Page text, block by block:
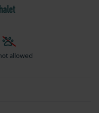
allowed